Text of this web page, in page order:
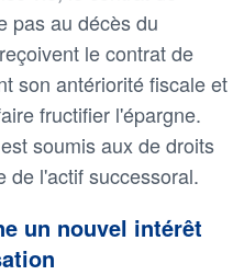
pas au décès du
le contrat de
son antériorité fiscale et
fructifier l'épargne.
soumis aux de droits
de l'actif successoral.
un nouvel intérêt